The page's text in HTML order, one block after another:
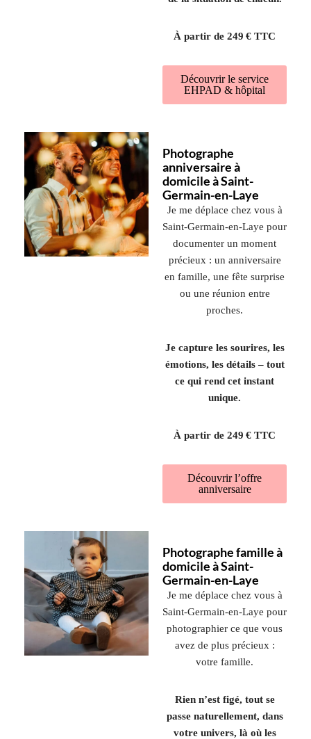
À partir de 249 € TTC
Découvrir le service
EHPAD & hôpital
Photographe
anniversaire à
domicile à Saint-
Germain-en-Laye
Je me déplace chez vous à
Saint-Germain-en-Laye pour
documenter un moment
précieux : un anniversaire
en famille, une fête surprise
ou une réunion entre
proches.
Je capture les sourires, les
émotions, les détails – tout
ce qui rend cet instant
unique.
À partir de 249 € TTC
Découvrir l’offre
anniversaire
Photographe famille à
domicile à Saint-
Germain-en-Laye
Je me déplace chez vous à
Saint-Germain-en-Laye pour
photographier ce que vous
avez de plus précieux :
votre famille.
Rien n’est figé, tout se
passe naturellement, dans
votre univers, là où les